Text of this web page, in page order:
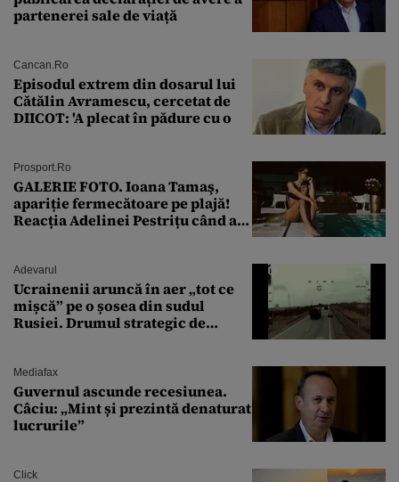
partenerei sale de viață
Cancan.ro
Episodul extrem din dosarul lui
Cătălin Avramescu, cercetat de
DIICOT: 'A plecat în pădure cu o
Prosport.ro
GALERIE FOTO. Ioana Tamaş,
apariție fermecătoare pe plajă!
Reacția Adelinei Pestrițu când a
Adevarul
Ucrainenii aruncă în aer „tot ce
mișcă” pe o șosea din sudul
Rusiei. Drumul strategic de
Mediafax
Guvernul ascunde recesiunea.
Câciu: „Mint și prezintă denaturat
lucrurile”
Click